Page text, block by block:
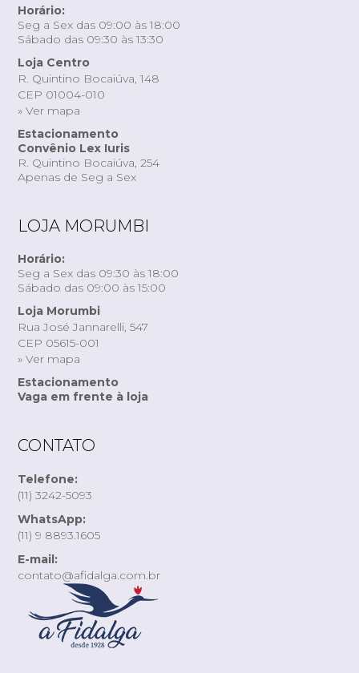
Horário:
Seg a Sex das 09:00 às 18:00
Sábado das 09:30 às 13:30
Loja Centro
R. Quintino Bocaiúva, 148
CEP 01004-010
» Ver mapa
Estacionamento
Convênio Lex Iuris
R. Quintino Bocaiúva, 254
Apenas de Seg a Sex
LOJA MORUMBI
Horário:
Seg a Sex das 09:30 às 18:00
Sábado das 09:00 às 15:00
Loja Morumbi
Rua José Jannarelli, 547
CEP 05615-001
» Ver mapa
Estacionamento
Vaga em frente à loja
CONTATO
Telefone:
(11) 3242-5093
WhatsApp:
(11) 9 8893.1605
E-mail:
contato@afidalga.com.br